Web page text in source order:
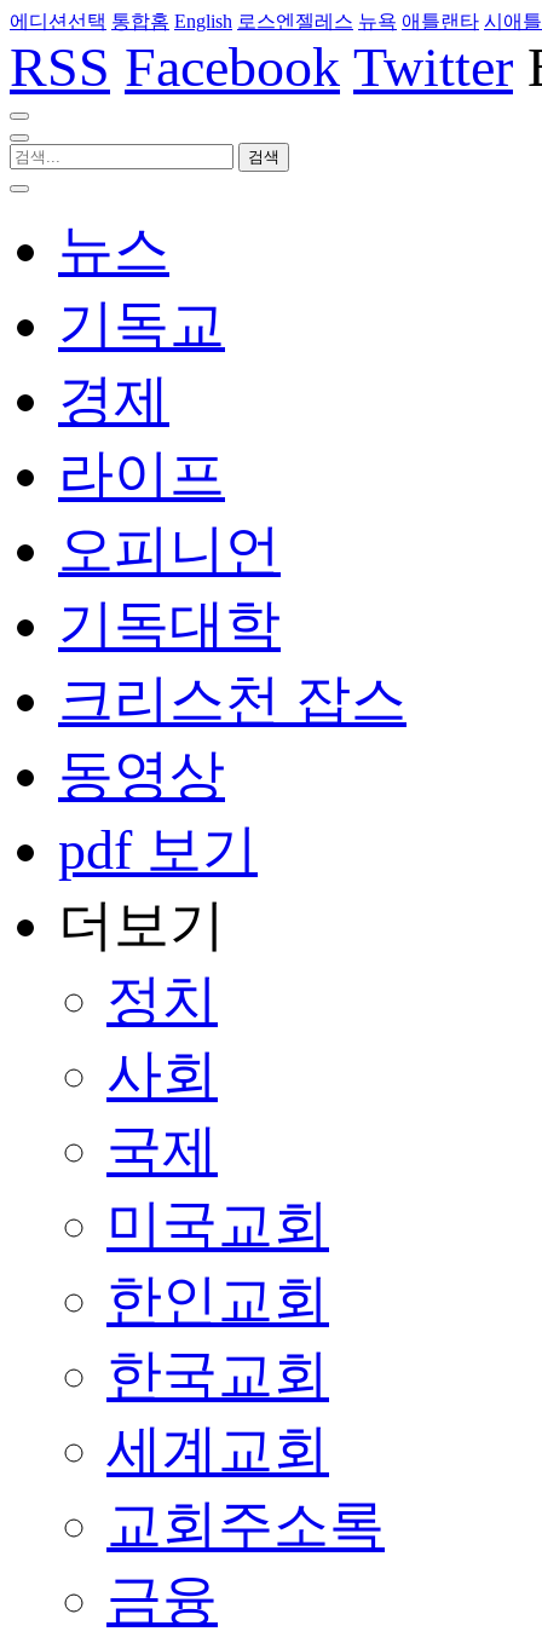
에디션선택 통합홈 English 로스엔젤레스 뉴욕 애틀랜타 시애틀
RSS Facebook Twitter
뉴스
기독교
경제
라이프
오피니언
기독대학
크리스천 잡스
동영상
pdf 보기
더보기
정치
사회
국제
미국교회
한인교회
한국교회
세계교회
교회주소록
금융